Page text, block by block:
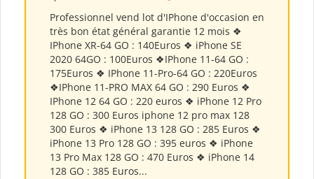
Professionnel vend lot d'IPhone d'occasion en
très bon état général garantie 12 mois ❖
IPhone XR-64 GO : 140Euros ❖ iPhone SE
2020 64GO : 100Euros ❖IPhone 11-64 GO :
175Euros ❖ IPhone 11-Pro-64 GO : 220Euros
❖IPhone 11-PRO MAX 64 GO : 290 Euros ❖
IPhone 12 64 GO : 220 euros ❖ iPhone 12 Pro
128 GO : 300 Euros iphone 12 pro max 128
300 Euros ❖ iPhone 13 128 GO : 285 Euros ❖
iPhone 13 Pro 128 GO : 395 euros ❖ iPhone
13 Pro Max 128 GO : 470 Euros ❖ iPhone 14
128 GO : 385 Euros...